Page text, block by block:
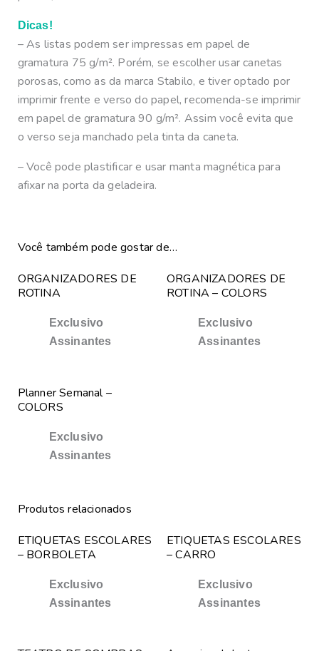
Dicas!
– As listas podem ser impressas em papel de
gramatura 75 g/m². Porém, se escolher usar canetas
porosas, como as da marca Stabilo, e tiver optado por
imprimir frente e verso do papel, recomenda-se imprimir
em papel de gramatura 90 g/m². Assim você evita que
o verso seja manchado pela tinta da caneta.
– Você pode plastificar e usar manta magnética para
afixar na porta da geladeira.
Você também pode gostar de…
ORGANIZADORES DE
ROTINA
Exclusivo
Assinantes
ORGANIZADORES DE
ROTINA – COLORS
Exclusivo
Assinantes
Planner Semanal –
COLORS
Exclusivo
Assinantes
Produtos relacionados
ETIQUETAS ESCOLARES
– BORBOLETA
Exclusivo
Assinantes
ETIQUETAS ESCOLARES
– CARRO
Exclusivo
Assinantes